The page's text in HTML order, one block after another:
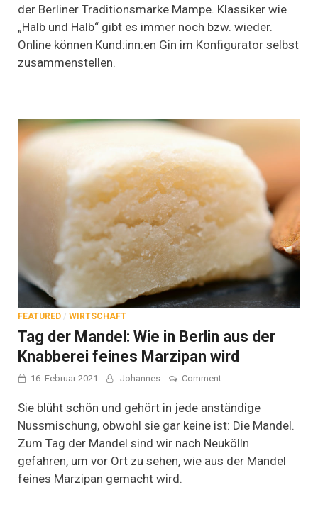
Ein
Besuch
in
der
der Berliner Traditionsmarke Mampe. Klassiker wie
„Halb und Halb“ gibt es immer noch bzw. wieder.
Online können Kund:inn:en Gin im Konfigurator selbst
zusammenstellen.
FEATURED / WIRTSCHAFT
Tag der Mandel: Wie in Berlin aus der
Knabberei feines Marzipan wird
16. Februar 2021 Johannes Commenton
der
Mandel:
Wie
in
aus
Sie blüht schön und gehört in jede anständige
Nussmischung, obwohl sie gar keine ist: Die Mandel.
Zum Tag der Mandel sind wir nach Neukölln
gefahren, um vor Ort zu sehen, wie aus der Mandel
feines Marzipan gemacht wird.